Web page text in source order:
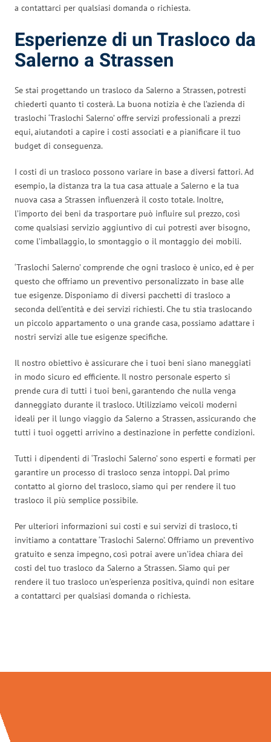
a contattarci per qualsiasi domanda o richiesta.
Esperienze di un Trasloco da
Salerno a Strassen
Se stai progettando un trasloco da Salerno a Strassen, potresti
chiederti quanto ti costerà. La buona notizia è che l’azienda di
traslochi ‘Traslochi Salerno’ offre servizi professionali a prezzi
equi, aiutandoti a capire i costi associati e a pianificare il tuo
budget di conseguenza.
I costi di un trasloco possono variare in base a diversi fattori. Ad
esempio, la distanza tra la tua casa attuale a Salerno e la tua
nuova casa a Strassen influenzerà il costo totale. Inoltre,
l’importo dei beni da trasportare può influire sul prezzo, così
come qualsiasi servizio aggiuntivo di cui potresti aver bisogno,
come l’imballaggio, lo smontaggio o il montaggio dei mobili.
‘Traslochi Salerno’ comprende che ogni trasloco è unico, ed è per
questo che offriamo un preventivo personalizzato in base alle
tue esigenze. Disponiamo di diversi pacchetti di trasloco a
seconda dell’entità e dei servizi richiesti. Che tu stia traslocando
un piccolo appartamento o una grande casa, possiamo adattare i
nostri servizi alle tue esigenze specifiche.
Il nostro obiettivo è assicurare che i tuoi beni siano maneggiati
in modo sicuro ed efficiente. Il nostro personale esperto si
prende cura di tutti i tuoi beni, garantendo che nulla venga
danneggiato durante il trasloco. Utilizziamo veicoli moderni
ideali per il lungo viaggio da Salerno a Strassen, assicurando che
tutti i tuoi oggetti arrivino a destinazione in perfette condizioni.
Tutti i dipendenti di ‘Traslochi Salerno’ sono esperti e formati per
garantire un processo di trasloco senza intoppi. Dal primo
contatto al giorno del trasloco, siamo qui per rendere il tuo
trasloco il più semplice possibile.
Per ulteriori informazioni sui costi e sui servizi di trasloco, ti
invitiamo a contattare ‘Traslochi Salerno’. Offriamo un preventivo
gratuito e senza impegno, così potrai avere un’idea chiara dei
costi del tuo trasloco da Salerno a Strassen. Siamo qui per
rendere il tuo trasloco un’esperienza positiva, quindi non esitare
a contattarci per qualsiasi domanda o richiesta.